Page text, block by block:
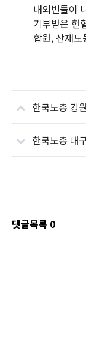
내외빈들이
기부받은 헌
합원, 산재
한국노총 강원
한국노총 대구,
댓글목록 0